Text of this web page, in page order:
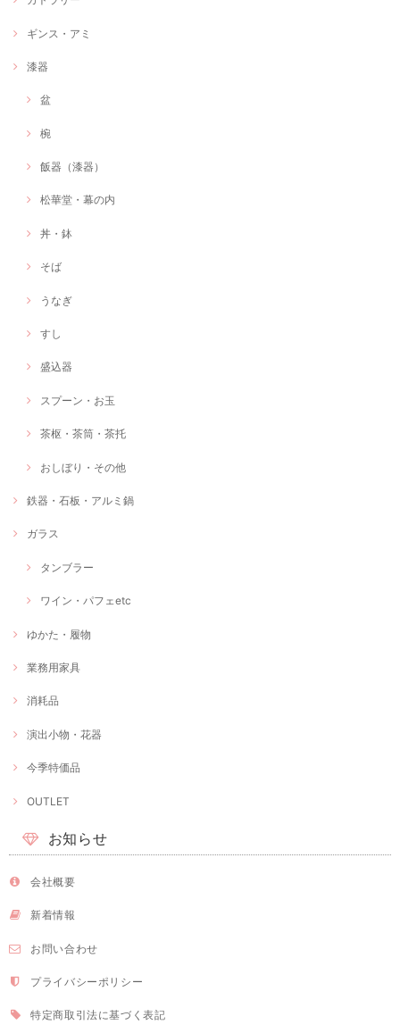
ギンス・アミ
漆器
盆
椀
飯器（漆器）
松華堂・幕の内
丼・鉢
そば
うなぎ
すし
盛込器
スプーン・お玉
茶枢・茶筒・茶托
おしぼり・その他
鉄器・石板・アルミ鍋
ガラス
タンブラー
ワイン・パフェetc
ゆかた・履物
業務用家具
消耗品
演出小物・花器
今季特価品
OUTLET
お知らせ
会社概要
新着情報
お問い合わせ
プライバシーポリシー
特定商取引法に基づく表記